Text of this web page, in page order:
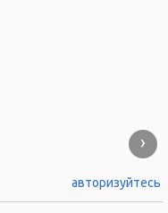
›
авторизуйтесь